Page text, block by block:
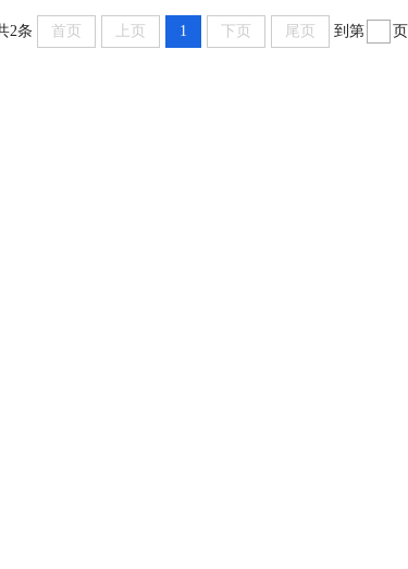
2条 首页 上页 1 下页 尾页 到第 页